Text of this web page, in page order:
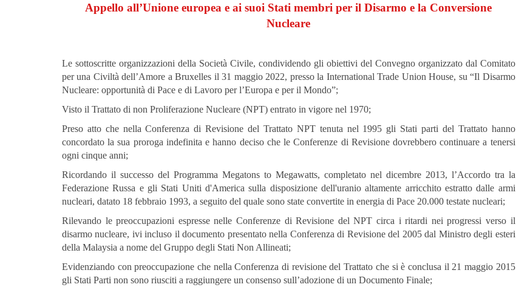
Appello all’Unione europea e ai suoi Stati membriper il Disarmo e la Conversione
Nucleare
Le sottoscritte organizzazioni della Società Civile, condividendo gli obiettivi del Convegno organizzato dal Comitato
per una Civiltà dell’Amore a Bruxelles il 31 maggio 2022, presso la International Trade Union House, su “Il Disarmo
Nucleare: opportunità di Pace e di Lavoro per l’Europa e per il Mondo”;
Visto il Trattato di non Proliferazione Nucleare (NPT) entrato in vigore nel 1970;
Preso atto che nella Conferenza di Revisione del Trattato NPT tenuta nel 1995 gli Stati parti del Trattato hanno
concordato la sua proroga indefinita e hanno deciso che le Conferenze di Revisione dovrebbero continuare a tenersi
ogni cinque anni;
Ricordando il successo del Programma Megatons to Megawatts, completato nel dicembre 2013, l’Accordo tra la
Federazione Russa e gli Stati Uniti d'America sulla disposizione dell'uranio altamente arricchito estratto dalle armi
nucleari, datato 18 febbraio 1993, a seguito del quale sono state convertite in energia di Pace 20.000 testate nucleari;
Rilevando le preoccupazioni espresse nelle Conferenze di Revisione del NPT circa i ritardi nei progressi verso il
disarmo nucleare, ivi incluso il documento presentato nella Conferenza di Revisione del 2005 dal Ministro degli esteri
della Malaysia a nome del Gruppo degli Stati Non Allineati;
Evidenziando con preoccupazione che nella Conferenza di revisione del Trattato che si è conclusa il 21 maggio 2015
gli Stati Parti non sono riusciti a raggiungere un consenso sull’adozione di un Documento Finale;